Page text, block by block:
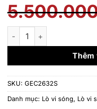
Lò vi sóng Brandt
Thêm
SKU: GEC2632S
Danh mục: Lò vi sóng, Lò vi